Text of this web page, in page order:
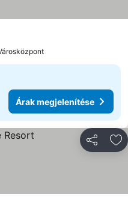
Árak megjelenítése